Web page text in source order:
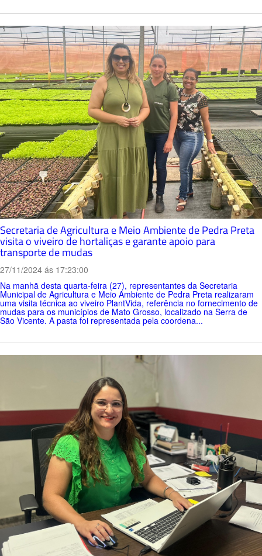
Secretaria de Agricultura e Meio Ambiente de Pedra Preta
visita o viveiro de hortaliças e garante apoio para
transporte de mudas
27/11/2024 ás 17:23:00
Na manhã desta quarta-feira (27), representantes da Secretaria
Municipal de Agricultura e Meio Ambiente de Pedra Preta realizaram
uma visita técnica ao viveiro PlantVida, referência no fornecimento de
mudas para os municípios de Mato Grosso, localizado na Serra de
São Vicente. A pasta foi representada pela coordena...